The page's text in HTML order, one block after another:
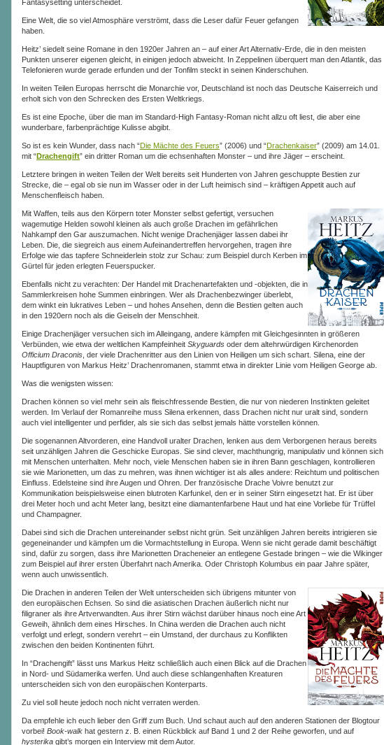
Fantasysetting unterscheidet.
Eine Welt, die so viel Atmosphäre verströmt, dass die Leser dafür Feuer gefangen
haben.
Heitz’ siedelt seine Romane in den 1920er Jahren an – auf einer Art Alternativ-Erde, die in den meisten
Punkten unserer eigenen gleicht, in einigen jedoch abweicht. In Zeppelinen überquert man den Atlantik, das
Telefonieren wurde gerade erfunden und der Tonfilm steckt in seinen Kinderschuhen.
In weiten Teilen Europas herrscht die Monarchie vor, Deutschland ist noch das Deutsche Kaiserreich und
erholt sich von den Schrecken des Ersten Weltkriegs.
Es ist eine Epoche, über die man im Standard-High Fantasy-Roman nicht allzu oft liest, die aber eine
wunderbare, farbenprächtige Kulisse abgibt.
So ist es kein Wunder, dass nach “Die Mächte des Feuers” (2006) und “Drachenkaiser” (2009) am 14.01.
mit “Drachengift” ein dritter Roman um die echsenhaften Monster – und ihre Jäger – erscheint.
Letztere bringen in weiten Teilen der Welt bereits seit Hunderten von Jahren geschuppte Bestien zur
Strecke, die – egal ob sie nun im Wasser oder in der Luft heimisch sind – kräftigen Appetit auch auf
Menschenfleisch haben.
Mit Waffen, teils aus den Körpern toter Monster selbst gefertigt, versuchen
wagemutige Helden sowohl kleinen als auch große Drachen im gefährlichen
Nahkampf den Gar auszumachen. Nicht wenige Drachenjäger lassen dabei ihr
Leben. Die, die siegreich aus einem Aufeinandertreffen hervorgehen, tragen ihre
Erfolge wie das tapfere Schneiderlein stolz zur Schau: zum Beispiel durch Kerben im
Gürtel für jeden erlegten Feuerspucker.
Ebenfalls nicht zu verachten: Der Handel mit Drachenartefakten und -objekten, die in
Sammlerkreisen hohe Summen einbringen. Wer als Drachenbezwinger überlebt,
dem winkt ein lukratives Leben – und hohes Ansehen, denn die Bestien gelten auch
in den 1920ern noch als die Geiseln der Menschheit.
Einige Drachenjäger versuchen sich im Alleingang, andere kämpfen mit Gleichgesinnten in größeren
Verbünden, wie etwa der weltlichen Kampfeinheit Skyguards oder dem altehrwürdigen Kirchenorden
Officium Draconis , der viele Drachenritter aus den Linien von Heiligen um sich schart. Silena, eine der
Hauptfiguren von Markus Heitz’ Drachenromanen, stammt etwa in direkter Linie vom Heiligen George ab.
Was die wenigsten wissen:
Drachen können so viel mehr sein als fleischfressende Bestien, die nur von niederen Instinkten geleitet
werden. Im Verlauf der Romanreihe muss Silena erkennen, dass Drachen nicht nur uralt sind, sondern
auch viel intelligenter und perfider, als sie sich das selbst jemals hätte vorstellen können.
Die sogenannen Altvorderen, eine Handvoll uralter Drachen, lenken aus dem Verborgenen heraus bereits
seit unzähligen Jahren die Geschicke Europas. Sie sind clever, machthungrig, manipulativ und können sich
mit Menschen unterhalten. Mehr noch, viele Menschen haben sie in ihren Bann geschlagen, kontrollieren
sie wie Marionetten, um das zu mehren, was ihnen wichtiger ist als alles andere: Reichtum und politischen
Einfluss. Edelsteine sind ihre Augen und Ohren. Der französische Drache Voivre benutzt zur
Kommunikation beispielsweise einen blutroten Karfunkel, den er in seiner Stirn eingesetzt hat. Er ist über
drei Meter hoch und acht Meter lang, besitzt eine diamantenfarbene Haut und hat eine Vorliebe für Trüffel
und Champagner.
Dabei sind sich die Drachen untereinander selbst nicht grün. Seit unzähligen Jahren bereits intrigieren sie
gegeneinander und kämpfen um die Vormachtstellung in Europa. Wenn sie nicht gerade damit beschäftigt
sind, dafür zu sorgen, dass ihre Marionetten Dracheneier an entlegene Gestade bringen – wie die Wikinger
zum Beispiel auf ihrer ersten Überfahrt nach Amerika. Oder Christoph Kolumbus ein paar Jahre später,
wenn auch unwissentlich.
Die Drachen in anderen Teilen der Welt unterscheiden sich übrigens mitunter von
den europäischen Echsen. So sind die asiatischen Drachen äußerlich nicht nur
filigraner als ihre Artverwandten. Aus ihrer Stirn wächst darüber hinaus noch eine Art
Geweih, ähnlich dem eines Hirsches. In China werden die Drachen auch nicht
verfolgt und erlegt, sondern verehrt – ein Umstand, der durchaus zu Konflikten
zwischen den beiden Kontinenten führt.
In “Drachengift” lässt uns Markus Heitz schließlich auch einen Blick auf die Drachen
in Nord- und Südamerika werfen. Und auch diese schlangenhaften Kreaturen
unterscheiden sich von den europäischen Konterparts.
Zu viel soll heute jedoch noch nicht verraten werden.
Da empfehle ich euch lieber den Griff zum Buch. Und schaut auch auf den anderen Stationen der Blogtour
vorbei! Book-walk hat gestern z. B. einen Rückblick auf Band 1 und 2 der Reihe geworfen, und auf
hysterika gibt’s morgen ein Interview mit dem Autor.